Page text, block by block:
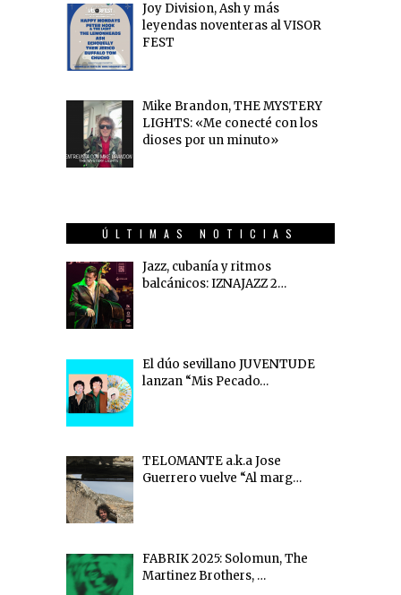
Joy Division, Ash y más
leyendas noventeras al VISOR
FEST
Mike Brandon, THE MYSTERY
LIGHTS: «Me conecté con los
dioses por un minuto»
ÚLTIMAS NOTICIAS
Jazz, cubanía y ritmos
balcánicos: IZNAJAZZ 2…
El dúo sevillano JUVENTUDE
lanzan “Mis Pecado…
TELOMANTE a.k.a Jose
Guerrero vuelve “Al marg…
FABRIK 2025: Solomun, The
Martinez Brothers, …